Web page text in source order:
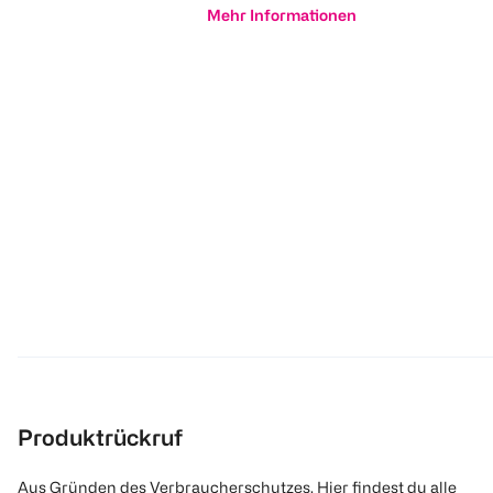
Mehr Informationen
Produktrückruf
Aus Gründen des Verbraucherschutzes. Hier findest du alle